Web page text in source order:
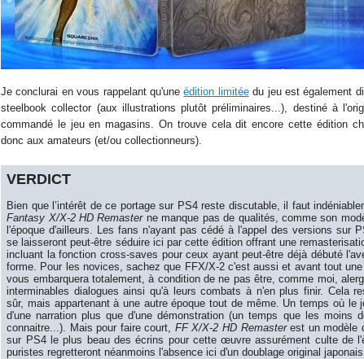
Je conclurai en vous rappelant qu'uneédition limitéedu jeu est également
steelbook collector (aux illustrations plutôt préliminaires...), destiné à
commandé le jeu en magasins. On trouve cela dit encore cette édition
donc aux amateurs (et/ou collectionneurs).
VERDICT
Bien que l’intérêt de ce portage sur PS4 reste discutable, il faut
Fantasy X/X-2 HD Remasterne manque pas de qualités, comme son
l'époque d'ailleurs. Les fans n'ayant pas cédé à l'appel des versions sur
se laisseront peut-être séduire ici par cette édition offrant une
incluant la fonction cross-saves pour ceux ayant peut-être déjà débuté
forme. Pour les novices, sachez que FFX/X-2 c'est aussi et avant tout
vous embarquera totalement, à condition de ne pas être, comme moi,
interminables dialogues ainsi qu'à leurs combats à n'en plus finir. Cela
sûr, mais appartenant à une autre époque tout de même. Un temps où le
d'une narration plus que d'une démonstration (un temps que les moins
connaitre...). Mais pour faire court, FF X/X-2 HD Remasterest un modèle
sur PS4 le plus beau des écrins pour cette œuvre assurément culte de
puristes regretteront néanmoins l'absence ici d'un doublage original